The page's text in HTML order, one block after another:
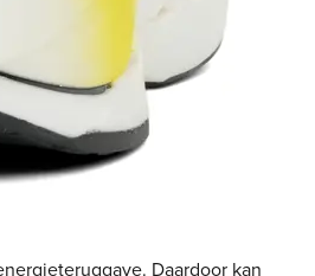
Daardoor kan